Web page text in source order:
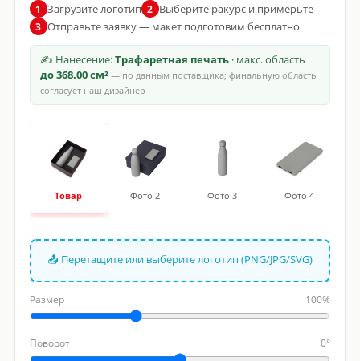
1 Загрузите логотип 2 Выберите ракурс и примерьте
3 Отправьте заявку — макет подготовим бесплатно
✍ Нанесение:Трафаретная печать· макс. область
до 368.00 см²— по данным поставщика; финальную область
согласует наш дизайнер
Товар Фото 2 Фото 3 Фото 4
📤 Перетащите или выберите логотип (PNG/JPG/SVG)
Размер 100%
Поворот 0°